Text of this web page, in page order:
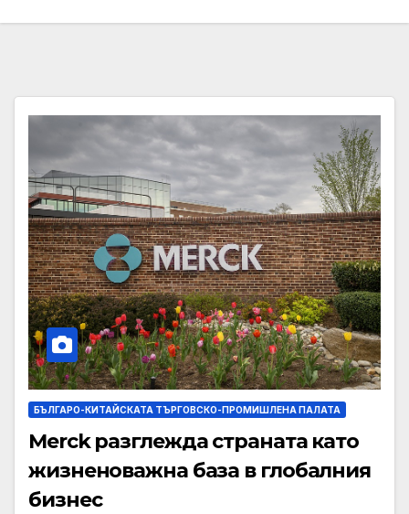
БЪЛГАРО-КИТАЙСКАТА ТЪРГОВСКО-ПРОМИШЛЕНА ПАЛАТА
Merck разглежда страната като
жизненоважна база в глобалния
бизнес